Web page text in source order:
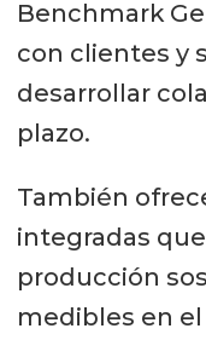
Benchmark
con clientes y
desarrollar
plazo.
También
integradas
producción
medibles en